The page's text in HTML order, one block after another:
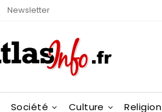
Newsletter
Société Culture Religion